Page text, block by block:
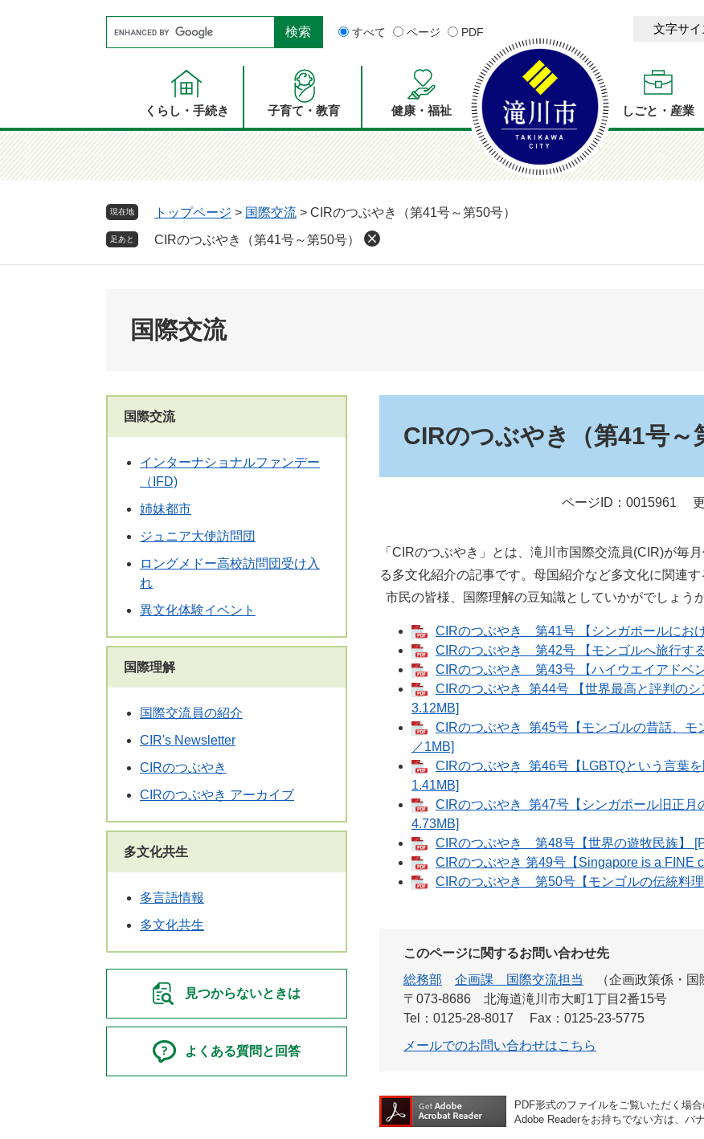
で
す。
ば
し
て
本
索
すべて ページ PDF 文字サ
くらし・手続き 子育て・教育 健康・福祉 しごと・産業
現在地 トップページ > 国際交流 > CIRのつぶやき（第41号～第50号）
足あと CIRのつぶやき（第41号～第50号）
国際交流
CIRのつぶやき（第41号～
ページID：0015961
「CIRのつぶやき」とは、滝川市国際交流員(CIR)が毎
る多文化紹介の記事です。母国紹介など多文化に関連
市民の皆様、国際理解の豆知識としていかがでしょうか
​CIRのつぶやき 第41号 【シンガポールにお
CIRのつぶやき 第42号 【モンゴルへ旅行す
CIRのつぶやき 第43号 【ハイウエイアドベ
CIRのつぶやき 第44号 【世界最高と評判の
3.12MB]
CIRのつぶやき 第45号【モンゴルの昔話、
／1MB]
CIRのつぶやき 第46号【LGBTQという言葉
1.41MB]
CIRのつぶやき 第47号【シンガポール旧正月
4.73MB]
CIRのつぶやき 第48号【世界の遊牧民族】
CIRのつぶやき 第49号【Singapore is a FINE
CIRのつぶやき 第50号【モンゴルの伝統料
このページに関するお問い合わせ先
総務部
企画課 国際交流担当
企画政策係・国
〒073-8686
北海道滝川市大町1丁目2番15号
Tel：0125-28-8017
Fax：0125-23-5775
メールでのお問い合わせはこちら
PDF形式のファイルをご覧いただく場
Adobe Readerをお持ちでない方は、バ
国際交流
インターナショナルファンデー
（IFD)
姉妹都市
ジュニア大使訪問団
ロングメドー高校訪問団受け入
れ
異文化体験イベント
国際理解
国際交流員の紹介
CIR's Newsletter
CIRのつぶやき
CIRのつぶやき アーカイブ
多文化共生
多言語情報
多文化共生
見つからないときは
よくある質問と回答